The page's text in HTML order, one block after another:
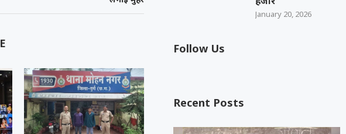
January 20, 2026
Follow Us
Recent Posts